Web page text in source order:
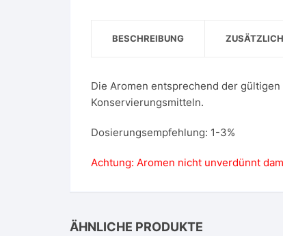
BESCHREIBUNG
Die Aromen entsprechend der
Konservierungsmitteln.
Dosierungsempfehlung: 1-3%
Achtung: Aromen nicht unverdünnt
ÄHNLICHE PRODUKTE